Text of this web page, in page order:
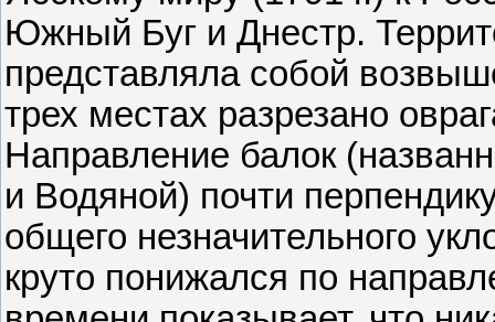
Южный Буг и Днестр.
представляла собой
трех местах разрезано
Направление балок
и Водяной) почти
общего незначительного
круто понижался по